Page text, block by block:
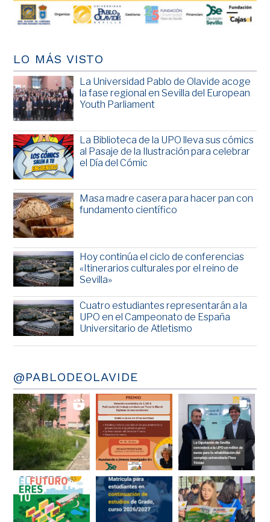
LO MÁS VISTO
La Universidad Pablo de Olavide acoge
la fase regional en Sevilla del European
Youth Parliament
La Biblioteca de la UPO lleva sus cómics
al Pasaje de la Ilustración para celebrar
el Día del Cómic
Masa madre casera para hacer pan con
fundamento científico
Hoy continúa el ciclo de conferencias
«Itinerarios culturales por el reino de
Sevilla»
Cuatro estudiantes representarán a la
UPO en el Campeonato de España
Universitario de Atletismo
@PABLODEOLAVIDE